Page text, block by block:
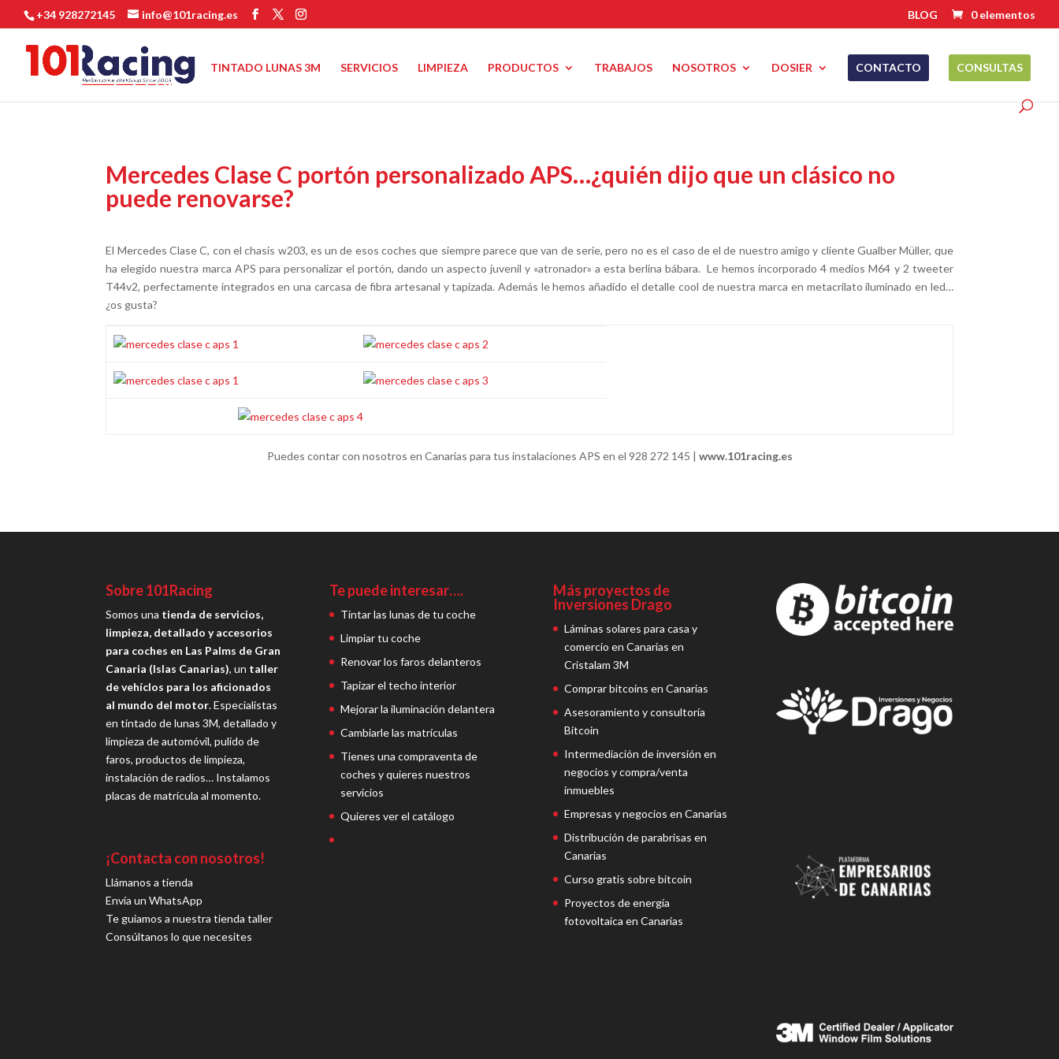
+34 928272145 info@101racing.es BLOG 0 elementos
TINTADO LUNAS 3M SERVICIOS LIMPIEZA PRODUCTOS TRABAJOS NOSOTROS DOSIER CONTACTO CONSULTAS
Mercedes Clase C portón personalizado APS…¿quién dijo que un clásico no
puede renovarse?
El Mercedes Clase C, con el chasis w203, es un de esos coches que siempre parece que van de serie, pero no es el caso de el de nuestro amigo y cliente Gualber Müller, que
ha elegido nuestra marca APS para personalizar el portón, dando un aspecto juvenil y «atronador» a esta berlina bábara. Le hemos incorporado 4 medios M64 y 2 tweeter
T44v2, perfectamente integrados en una carcasa de fibra artesanal y tapizada. Además le hemos añadido el detalle cool de nuestra marca en metacrilato iluminado en led…
¿os gusta?
Puedes contar con nosotros en Canarias para tus instalaciones APS en el 928 272 145 | www.101racing.es
Sobre 101Racing
Somos una tienda de servicios,
limpieza, detallado y accesorios
para coches en Las Palms de Gran
Canaria (Islas Canarias), un taller
de vehíclos para los aficionados
al mundo del motor. Especialistas
en tintado de lunas 3M, detallado y
limpieza de automóvil, pulido de
faros, productos de limpieza,
instalación de radios… Instalamos
placas de matrícula al momento.
¡Contacta con nosotros!
Llámanos a tienda
Envía un WhatsApp
Te guiamos a nuestra tienda taller
Consúltanos lo que necesites
Te puede interesar….
Tintar las lunas de tu coche
Limpiar tu coche
Renovar los faros delanteros
Tapizar el techo interior
Mejorar la iluminación delantera
Cambiarle las matrículas
Tienes una compraventa de
coches y quieres nuestros
servicios
Quieres ver el catálogo
Más proyectos de
Inversiones Drago
Láminas solares para casa y
comercio en Canarias en
Cristalam 3M
Comprar bitcoins en Canarias
Asesoramiento y consultoría
Bitcoin
Intermediación de inversión en
negocios y compra/venta
inmuebles
Empresas y negocios en Canarias
Distribución de parabrisas en
Canarias
Curso gratis sobre bitcoin
Proyectos de energía
fotovoltaica en Canarias